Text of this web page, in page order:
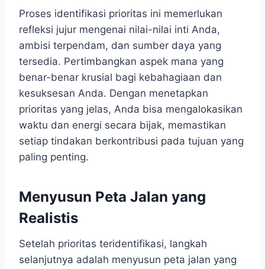
Proses identifikasi prioritas ini memerlukan
refleksi jujur mengenai nilai-nilai inti Anda,
ambisi terpendam, dan sumber daya yang
tersedia. Pertimbangkan aspek mana yang
benar-benar krusial bagi kebahagiaan dan
kesuksesan Anda. Dengan menetapkan
prioritas yang jelas, Anda bisa mengalokasikan
waktu dan energi secara bijak, memastikan
setiap tindakan berkontribusi pada tujuan yang
paling penting.
Menyusun Peta Jalan yang
Realistis
Setelah prioritas teridentifikasi, langkah
selanjutnya adalah menyusun peta jalan yang